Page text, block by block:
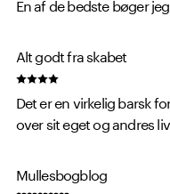
Alt godt fra skabet
Det er en virkelig barsk
over sit eget og andres
Mullesbogblog